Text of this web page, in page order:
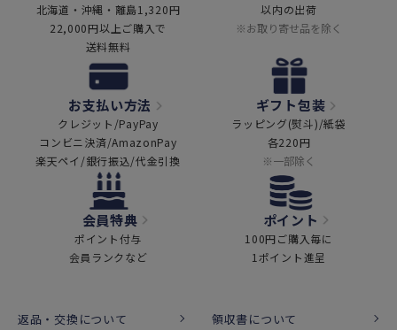
北海道・沖縄・離島1,320円
22,000円以上ご購入で
送料無料
以内の出荷
※お取り寄せ品を除く
お支払い方法
クレジット/PayPay
コンビニ決済/AmazonPay
楽天ペイ/銀行振込/代金引換
ギフト包装
ラッピング(熨斗)/紙袋
各220円
※一部除く
会員特典
ポイント付与
会員ランクなど
ポイント
100円ご購入毎に
1ポイント進呈
返品・交換について 領収書について